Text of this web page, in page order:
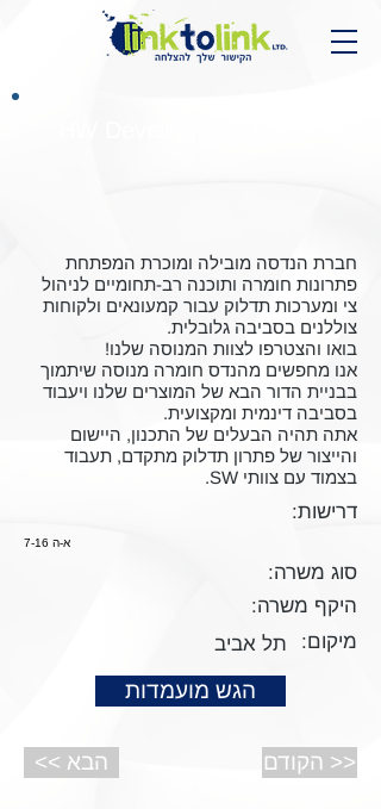
חברת הנדסה מובילה ומוכרת המפתחת
פתרונות חומרה ותוכנה רב-תחומיים לניהול
צי ומערכות תדלוק עבור קמעונאים ולקוחות
צוללנים בסביבה גלובלית.
בואו והצטרפו לצוות המנוסה שלנו!
אנו מחפשים מהנדס חומרה מנוסה שיתמוך
בבניית הדור הבא של המוצרים שלנו ויעבוד
בסביבה דינמית ומקצועית.
אתה תהיה הבעלים של התכנון, היישום
והייצור של פתרון תדלוק מתקדם, תעבוד
בצמוד עם צוותי SW.
דרישות:
א-ה 7-16
סוג משרה:
היקף משרה:
מיקום:
תל אביב
הגש מועמדות
<< הבא הקודם >>